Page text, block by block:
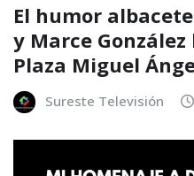
El humor
y Marce
Plaza Miguel
Sureste Televisión